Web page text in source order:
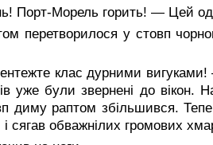
Порт-Морель горить! — Цей
перетворилося у стовп
клас дурними
уже були звернені до вікон.
диму раптом збільшився.
сягав обважнілих громових